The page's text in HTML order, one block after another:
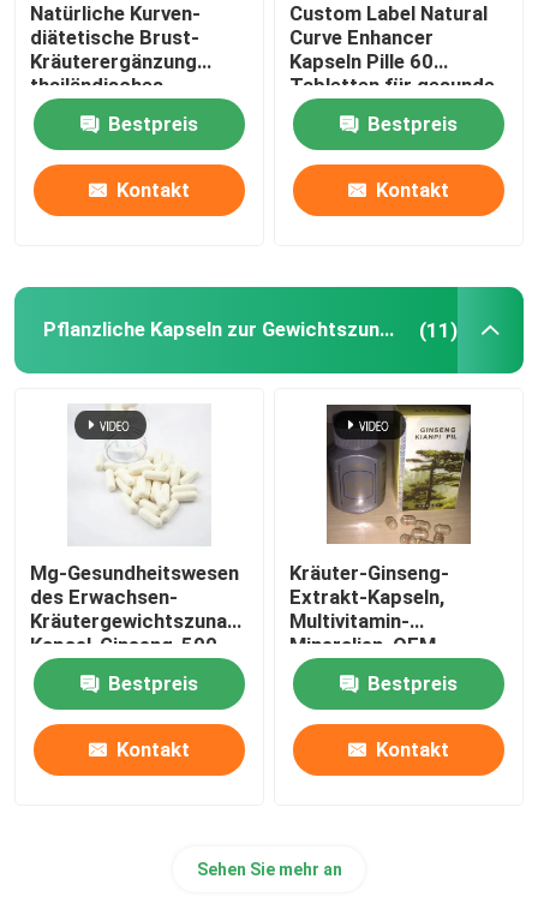
Pflanzliche Kapseln zur Gewichtszunahme
Kräutergewichtsverlust-Kapsel
Weibliche Verbesserung Gummies
Biotin-Vitamin Gummies
Schlaf, der Ergänzungen erhöht
Leber-Schutz-Ergänzung
Natürliche Kurven-
diätetische Brust-
Kräuterergänzung
thailändisches
Pueraria-Pulver
Bestpreis
Kontakt
Custom Label Natural
Curve Enhancer
Kapseln Pille 60
Tabletten für gesunde
Frauen
Bestpreis
Kontakt
Pflanzliche Kapseln zur Gewichtszunahme (11)
Mg-Gesundheitswesen
des Erwachsen-
Kräutergewichtszunahme-
Kapsel-Ginseng-500
Bestpreis
Kontakt
Kräuter-Ginseng-
Extrakt-Kapseln,
Multivitamin-
Mineralien, OEM
Bestpreis
Kontakt
Sehen Sie mehr an